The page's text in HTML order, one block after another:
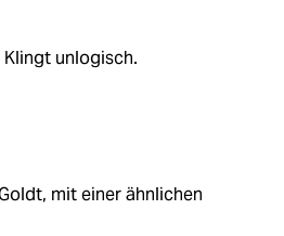
unlogisch.
mit einer ähnlichen